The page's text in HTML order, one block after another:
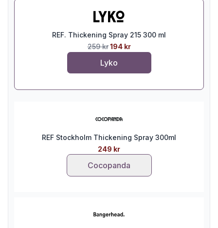
REF. Thickening Spray 215 300 ml
259 kr 194 kr
Lyko
REF Stockholm Thickening Spray 300ml
249 kr
Cocopanda